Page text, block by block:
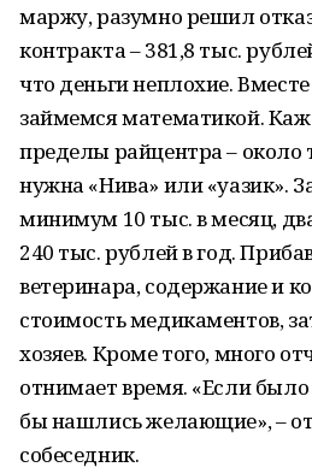
маржу, разумно решил
контракта – 381,8 тыс.
что деньги неплохие.
займемся математикой.
пределы райцентра – около
нужна «Нива» или «уазик».
минимум 10 тыс. в месяц,
240 тыс. рублей в год.
ветеринара, содержание и
стоимость медикаментов,
хозяев. Кроме того, много
отнимает время. «Если
бы нашлись желающие», –
собеседник.